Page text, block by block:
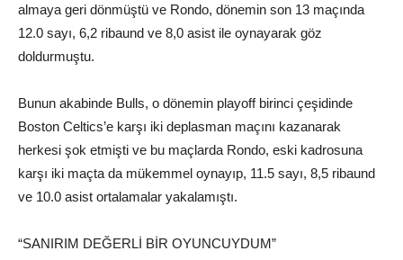
almaya geri dönmüştü ve Rondo, dönemin son 13 maçında
12.0 sayı, 6,2 ribaund ve 8,0 asist ile oynayarak göz
doldurmuştu.
Bunun akabinde Bulls, o dönemin playoff birinci çeşidinde
Boston Celtics’e karşı iki deplasman maçını kazanarak
herkesi şok etmişti ve bu maçlarda Rondo, eski kadrosuna
karşı iki maçta da mükemmel oynayıp, 11.5 sayı, 8,5 ribaund
ve 10.0 asist ortalamalar yakalamıştı.
“SANIRIM DEĞERLİ BİR OYUNCUYDUM”